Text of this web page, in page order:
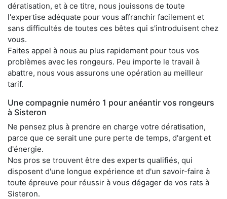
dératisation, et à ce titre, nous jouissons de toute
l'expertise adéquate pour vous affranchir facilement et
sans difficultés de toutes ces bêtes qui s'introduisent chez
vous.
Faites appel à nous au plus rapidement pour tous vos
problèmes avec les rongeurs. Peu importe le travail à
abattre, nous vous assurons une opération au meilleur
tarif.
Une compagnie numéro 1 pour anéantir vos rongeurs
à Sisteron
Ne pensez plus à prendre en charge votre dératisation,
parce que ce serait une pure perte de temps, d'argent et
d'énergie.
Nos pros se trouvent être des experts qualifiés, qui
disposent d'une longue expérience et d'un savoir-faire à
toute épreuve pour réussir à vous dégager de vos rats à
Sisteron.